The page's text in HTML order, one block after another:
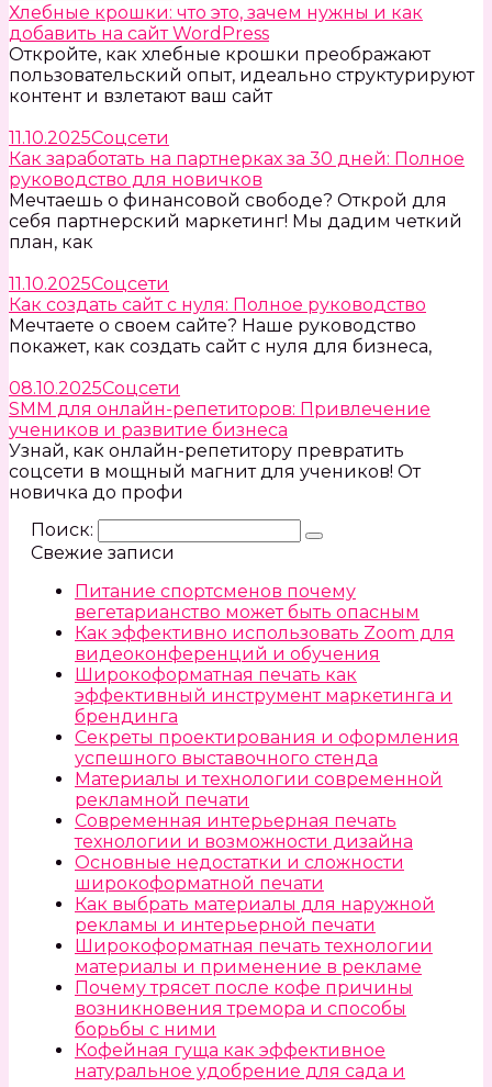
Хлебные крошки: что это, зачем нужны и как
добавить на сайт WordPress
Откройте, как хлебные крошки преображают
пользовательский опыт, идеально структурируют
контент и взлетают ваш сайт
11.10.2025Соцсети
Как заработать на партнерках за 30 дней: Полное
руководство для новичков
Мечтаешь о финансовой свободе? Открой для
себя партнерский маркетинг! Мы дадим четкий
план, как
11.10.2025Соцсети
Как создать сайт с нуля: Полное руководство
Мечтаете о своем сайте? Наше руководство
покажет, как создать сайт с нуля для бизнеса,
08.10.2025Соцсети
SMM для онлайн-репетиторов: Привлечение
учеников и развитие бизнеса
Узнай, как онлайн-репетитору превратить
соцсети в мощный магнит для учеников! От
новичка до профи
Поиск:
Свежие записи
Питание спортсменов почему
вегетарианство может быть опасным
Как эффективно использовать Zoom для
видеоконференций и обучения
Широкоформатная печать как
эффективный инструмент маркетинга и
брендинга
Секреты проектирования и оформления
успешного выставочного стенда
Материалы и технологии современной
рекламной печати
Современная интерьерная печать
технологии и возможности дизайна
Основные недостатки и сложности
широкоформатной печати
Как выбрать материалы для наружной
рекламы и интерьерной печати
Широкоформатная печать технологии
материалы и применение в рекламе
Почему трясет после кофе причины
возникновения тремора и способы
борьбы с ними
Кофейная гуща как эффективное
натуральное удобрение для сада и